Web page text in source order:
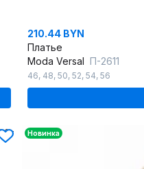
210.44 BYN
Платье
Moda Versal П-2611
46, 48, 50, 52, 54, 56
Новинка